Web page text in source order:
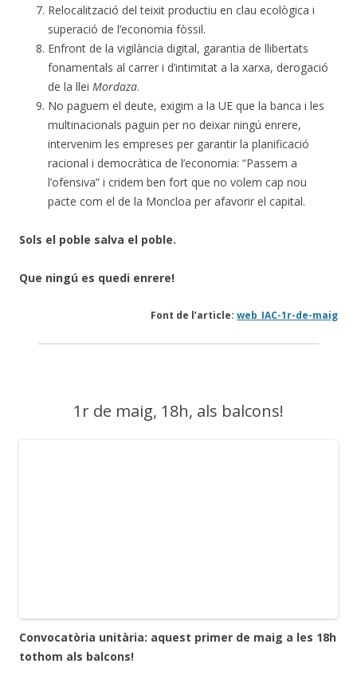
Relocalització del teixit productiu en clau ecològica i
superació de l’economia fòssil.
Enfront de la vigilància digital, garantia de llibertats
fonamentals al carrer i d’intimitat a la xarxa, derogació
de la llei Mordaza.
No paguem el deute, exigim a la UE que la banca i les
multinacionals paguin per no deixar ningú enrere,
intervenim les empreses per garantir la planificació
racional i democràtica de l’economia: “Passem a
l’ofensiva” i cridem ben fort que no volem cap nou
pacte com el de la Moncloa per afavorir el capital.
Sols el poble salva el poble.
Que ningú es quedi enrere!
Font de l’article: web_IAC-1r-de-maig
1r de maig, 18h, als balcons!
Convocatòria unitària: aquest primer de maig a les 18h
tothom als balcons!